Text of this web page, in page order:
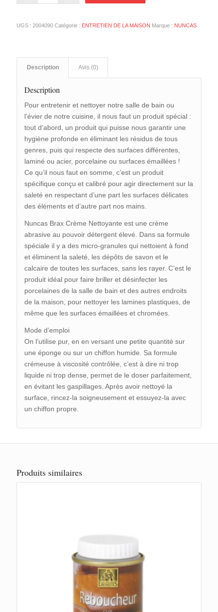
UGS : 2004090 Catégorie : ENTRETIEN DE LA MAISON Marque : NUNCAS
Description Avis (0)
Description
Pour entretenir et nettoyer notre salle de bain ou
l’évier de notre cuisine, il nous faut un produit spécial :
tout d’abord, un produit qui puisse nous garantir une
hygiène profonde en éliminant les résidus de tous
genres, puis qui respecte des surfaces différentes,
laminé ou acier, porcelaine ou surfaces émaillées !
Ce qu’il nous faut en somme, c’est un produit
spécifique conçu et calibré pour agir directement sur la
saleté en respectant d’une part les surfaces délicates
des éléments et d’autre part nos mains.
Nuncas Brax Crème Nettoyante est une crème
abrasive au pouvoir détergent élevé. Dans sa formule
spéciale il y a des micro-granules qui nettoient à fond
et éliminent la saleté, les dépôts de savon et le
calcaire de toutes les surfaces, sans les rayer. C’est le
produit idéal pour faire briller et désinfecter les
porcelaines de la salle de bain et des autres endroits
de la maison, pour nettoyer les lamines plastiques, de
même que les surfaces émaillées et chromées.
Mode d’emploi
On l’utilise pur, en en versant une petite quantité sur
une éponge ou sur un chiffon humide. Sa formule
crémeuse à viscosité contrôlée, c’est à dire ni trop
liquide ni trop dense, permet de le doser parfaitement,
en évitant les gaspillages. Après avoir nettoyé la
surface, rincez-la soigneusement et essuyez-la avec
un chiffon propre.
Produits similaires